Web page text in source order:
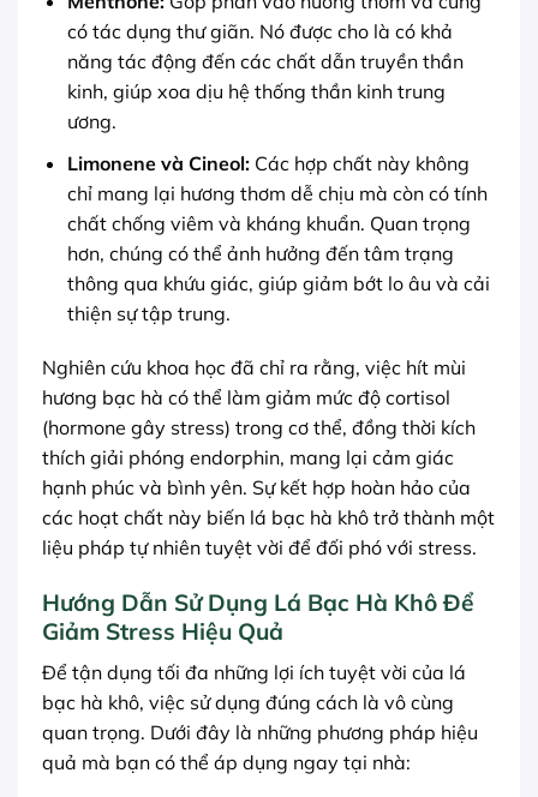
có tác dụng thư giãn. Nó được cho là có khả
năng tác động đến các chất dẫn truyền thần
kinh, giúp xoa dịu hệ thống thần kinh trung
ương.
Limonene và Cineol:Các hợp chất này không
chỉ mang lại hương thơm dễ chịu mà còn có tính
chất chống viêm và kháng khuẩn. Quan trọng
hơn, chúng có thể ảnh hưởng đến tâm trạng
thông qua khứu giác, giúp giảm bớt lo âu và cải
thiện sự tập trung.
Nghiên cứu khoa học đã chỉ ra rằng, việc hít mùi
hương bạc hà có thể làm giảm mức độ cortisol
(hormone gây stress) trong cơ thể, đồng thời kích
thích giải phóng endorphin, mang lại cảm giác
hạnh phúc và bình yên. Sự kết hợp hoàn hảo của
các hoạt chất này biến lá bạc hà khô trở thành một
liệu pháp tự nhiên tuyệt vời để đối phó với stress.
Hướng Dẫn Sử Dụng Lá Bạc Hà Khô Để
Giảm Stress Hiệu Quả
Để tận dụng tối đa những lợi ích tuyệt vời của lá
bạc hà khô, việc sử dụng đúng cách là vô cùng
quan trọng. Dưới đây là những phương pháp hiệu
quả mà bạn có thể áp dụng ngay tại nhà: